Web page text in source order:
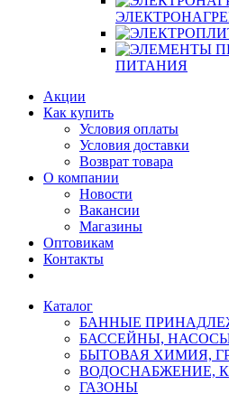
ПИТАНИЯ
Акции
Как купить
Условия оплаты
Условия доставки
Возврат товара
О компании
Новости
Вакансии
Магазины
Оптовикам
Контакты
Каталог
БАННЫЕ
БАССЕЙНЫ,
БЫТОВАЯ ХИМИЯ,
ВОДОСНАБЖЕНИЕ,
ГАЗОНЫ